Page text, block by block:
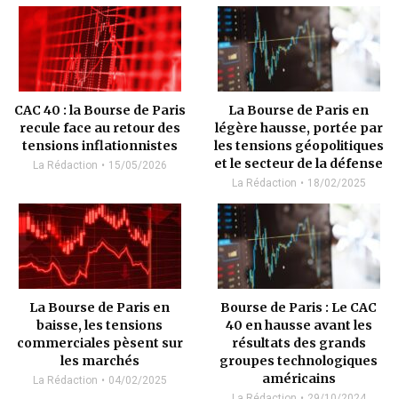
CAC 40 : la Bourse de Paris
recule face au retour des
tensions inflationnistes
La Rédaction 15/05/2026
La Bourse de Paris en
légère hausse, portée par
les tensions géopolitiques
et le secteur de la défense
La Rédaction 18/02/2025
La Bourse de Paris en
baisse, les tensions
commerciales pèsent sur
les marchés
La Rédaction 04/02/2025
Bourse de Paris : Le CAC
40 en hausse avant les
résultats des grands
groupes technologiques
américains